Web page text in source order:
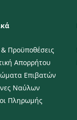
Προϋποθέσεις
Απορρήτου
Επιβατών
Ναύλων
Πληρωμής